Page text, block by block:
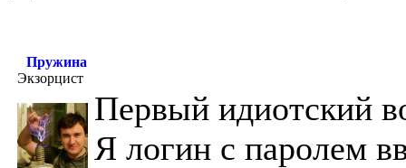
Пружина
Экзорцист
Первый идиотский
Я логин с паролем